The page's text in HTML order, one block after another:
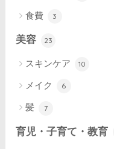
食費 3
美容 23
スキンケア 10
メイク 6
髪 7
育児・子育て・教育